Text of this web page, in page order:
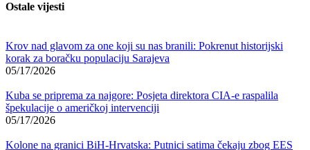
Ostale vijesti
Krov nad glavom za one koji su nas branili: Pokrenut historijski
korak za boračku populaciju Sarajeva
05/17/2026
Kuba se priprema za najgore: Posjeta direktora CIA-e raspalila
špekulacije o američkoj intervenciji
05/17/2026
Kolone na granici BiH-Hrvatska: Putnici satima čekaju zbog EES